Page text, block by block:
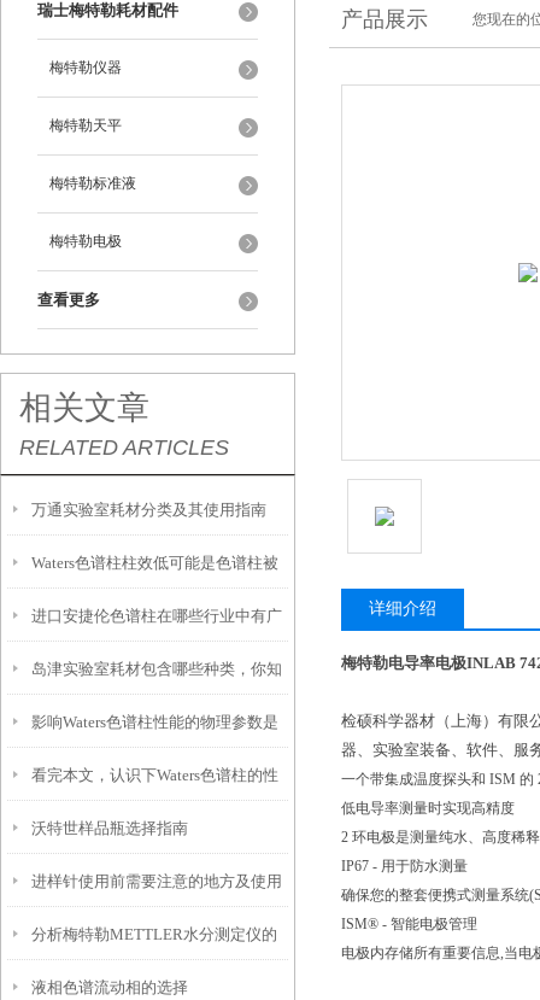
瑞士梅特勒耗材配件
梅特勒仪器
梅特勒天平
梅特勒标准液
梅特勒电极
查看更多
相关文章
RELATED ARTICLES
万通实验室耗材分类及其使用指南
Waters色谱柱柱效低可能是色谱柱被
污染、过滤片部分堵塞、色谱柱内的
死体积造成
进口安捷伦色谱柱在哪些行业中有广
泛应用？
岛津实验室耗材包含哪些种类，你知
道吗？
影响Waters色谱柱性能的物理参数是
什么？
看完本文，认识下Waters色谱柱的性
能特点
沃特世样品瓶选择指南
进样针使用前需要注意的地方及使用
后要做好的维护工作
分析梅特勒METTLER水分测定仪的
电极污染与保养
液相色谱流动相的选择
产品展示 您现在的
详细介绍
梅特勒电导率电极INLAB
检硕科学器材（上海）有限
器、实验室装备、软件、服
一个带集成温度探头和 ISM
低电导率测量时实现高精度
2 环电极是测量纯水、高度稀
IP67 - 用于防水测量
确保您的整套便携式测量系统
ISM® - 智能电极管理
电极内存储所有重要信息,当